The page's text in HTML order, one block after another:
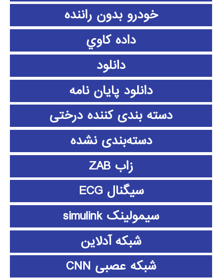
خودرو بدون راننده
داده كاوي
دانلود
دانلود پايان نامه
دسته بندی کننده درختی
دسته‌بندی نشده
زاب ZAB
سیگنال ECG
سیمولینک simulink
شبکه آدلاین
شبکه عصبی CNN